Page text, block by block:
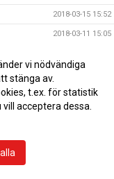
2018-03-15 15:52
2018-03-11 15:05
2018-02-28 11:09
2018-02-23 08:23
2018-02-19 19:57
vi nödvändiga
stänga av.
t.ex. för statistik
acceptera dessa.